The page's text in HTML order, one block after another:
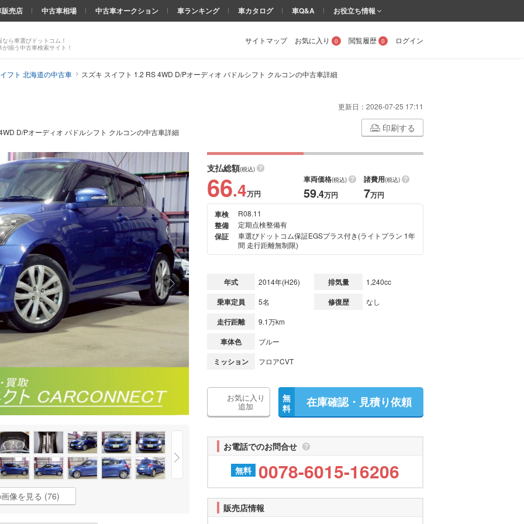
ら車選びドットコム！
揃う中古車検索サイト！
サイトマップ お気に入り 0 閲覧履歴 0 ログイン
売店 中古車相場 中古車オークション 車ランキング 車カタログ 車Q&A お役立ち情報
フト 北海道の中古車 スズキ スイフト 1.2 RS 4WD D/Pオーディオ パドルシフト クルコンの中古車詳細
更新日： 2026-07-25 17:11
D/Pオーディオ パドルシフト クルコンの中古車詳細 印刷する
次の
画像
像を見る (76)
支払総額(税込)
66.4万円
車両価格(税込)
59.4万円
諸費用(税込)
7万円
車検
R08.11
整備 定期点検整備有
保証
車選びドットコム保証EGSプラス付き(ライトプラン 1年
間 走行距離無制限)
年式 2014年(H26) 排気量 1,240cc
乗車定員 5名 修復歴 なし
走行距離 9.1万km
車体色 ブルー
ミッション フロアCVT
お気に入り
追加
無
料
在庫確認・見積り依頼
お電話でのお問合せ
無料 0078-6015-16206
販売店情報